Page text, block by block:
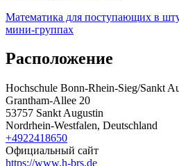
Математика для поступающих в
мини-группах
Расположение
Hochschule Bonn-Rhein-Sieg/Sankt
Grantham-Allee 20
53757 Sankt Augustin
Nordrhein-Westfalen, Deutschland
+4922418650
Официальный сайт
https://www.h-brs.de